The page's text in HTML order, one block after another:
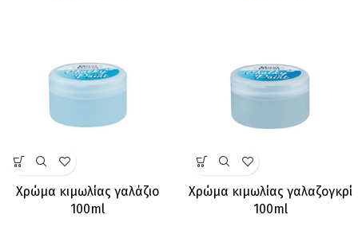
Χρώμα κιμωλίας γαλάζιο
100ml
Χρώμα κιμωλίας γαλαζογκρί
100ml